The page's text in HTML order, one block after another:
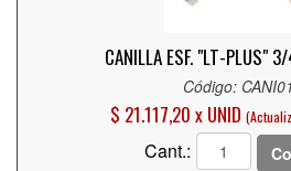
CANILLA ESF. "LT-PLUS"
Código:
$ 21.117,20 x UNID
Cant.: